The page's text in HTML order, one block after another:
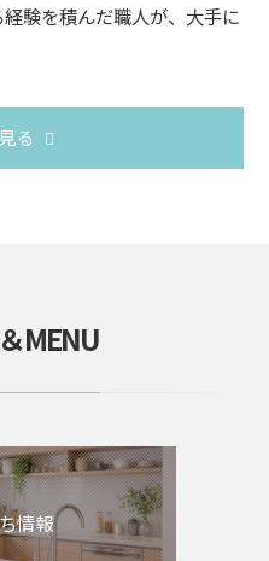
験を積んだ職人が、大手に
る
MENU
情報